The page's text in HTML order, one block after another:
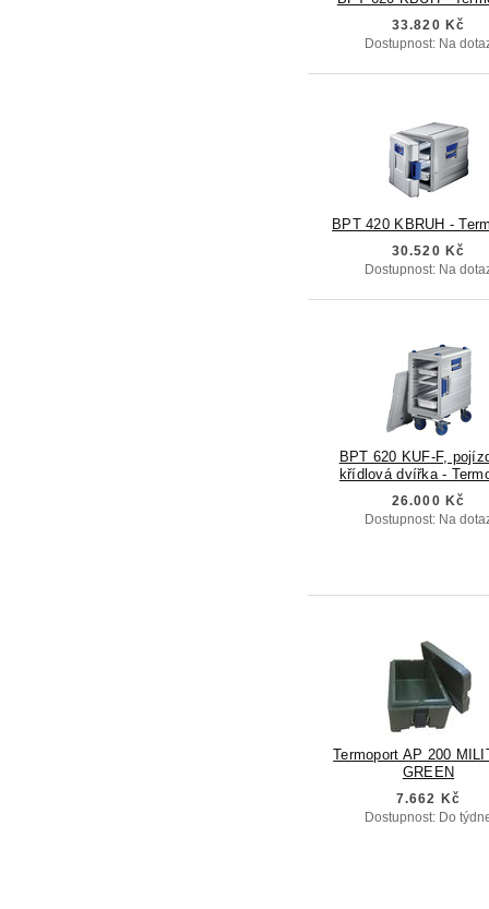
33.820 Kč
Dostupnost: Na
BPT 420 KBRUH -
30.520 Kč
Dostupnost: Na
BPT 620 KUF-F,
křídlová dvířka -
26.000 Kč
Dostupnost: Na
Termoport AP 200
GREEN
7.662 Kč
Dostupnost: Do